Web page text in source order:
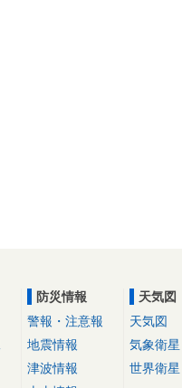
防災情報
警報・注意報
地震情報
津波情報
天気図
天気図
気象衛星
世界衛星